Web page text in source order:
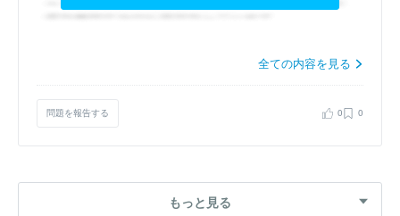
全ての内容を見る
問題を報告する 0 0
もっと見る